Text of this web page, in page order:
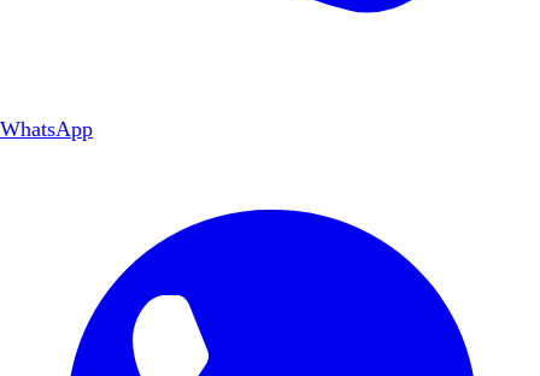
WhatsApp